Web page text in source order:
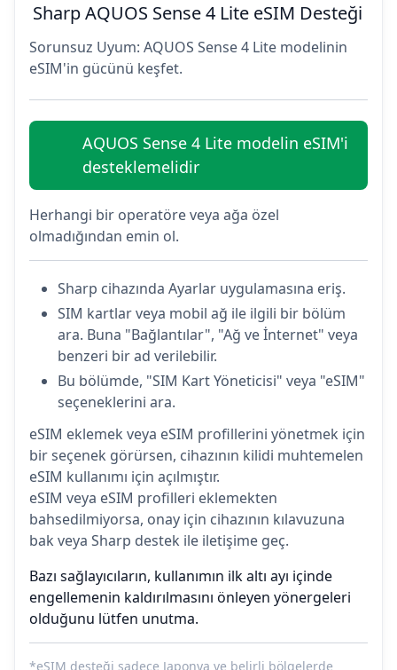
Sharp AQUOS Sense 4 Lite eSIM Desteği
Sorunsuz Uyum: AQUOS Sense 4 Lite modelinin
eSIM'in gücünü keşfet.
AQUOS Sense 4 Lite modelin eSIM'i
desteklemelidir
Herhangi bir operatöre veya ağa özel
olmadığından emin ol.
Sharp cihazında Ayarlar uygulamasına eriş.
SIM kartlar veya mobil ağ ile ilgili bir bölüm
ara. Buna "Bağlantılar", "Ağ ve İnternet" veya
benzeri bir ad verilebilir.
Bu bölümde, "SIM Kart Yöneticisi" veya "eSIM"
seçeneklerini ara.
eSIM eklemek veya eSIM profillerini yönetmek için
bir seçenek görürsen, cihazının kilidi muhtemelen
eSIM kullanımı için açılmıştır.
eSIM veya eSIM profilleri eklemekten
bahsedilmiyorsa, onay için cihazının kılavuzuna
bak veya Sharp destek ile iletişime geç.
Bazı sağlayıcıların, kullanımın ilk altı ayı içinde
engellemenin kaldırılmasını önleyen yönergeleri
olduğunu lütfen unutma.
*eSIM desteği sadece Japonya ve belirli bölgelerde